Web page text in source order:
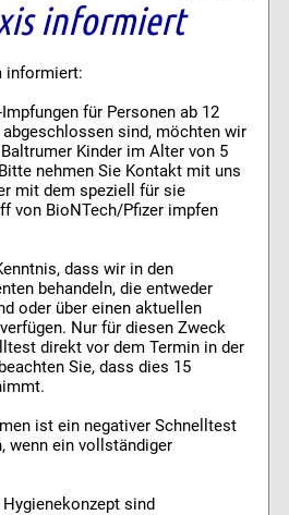
informiert
informiert:
für Personen ab 12
sind, möchten wir
Kinder im Alter von 5
nehmen Sie Kontakt mit uns
mit dem speziell für sie
von BioNTech/Pfizer impfen
dass wir in den
behandeln, die entweder
oder über einen aktuellen
Nur für diesen Zweck
direkt vor dem Termin in der
Sie, dass dies 15
ist ein negativer Schnelltest
wenn ein vollständiger
sind